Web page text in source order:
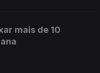
mais de 10